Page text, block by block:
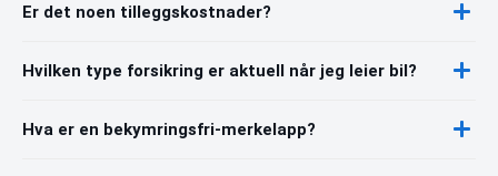
Er det noen tilleggskostnader?
Hvilken type forsikring er aktuell når jeg leier bil?
Hva er en bekymringsfri-merkelapp?